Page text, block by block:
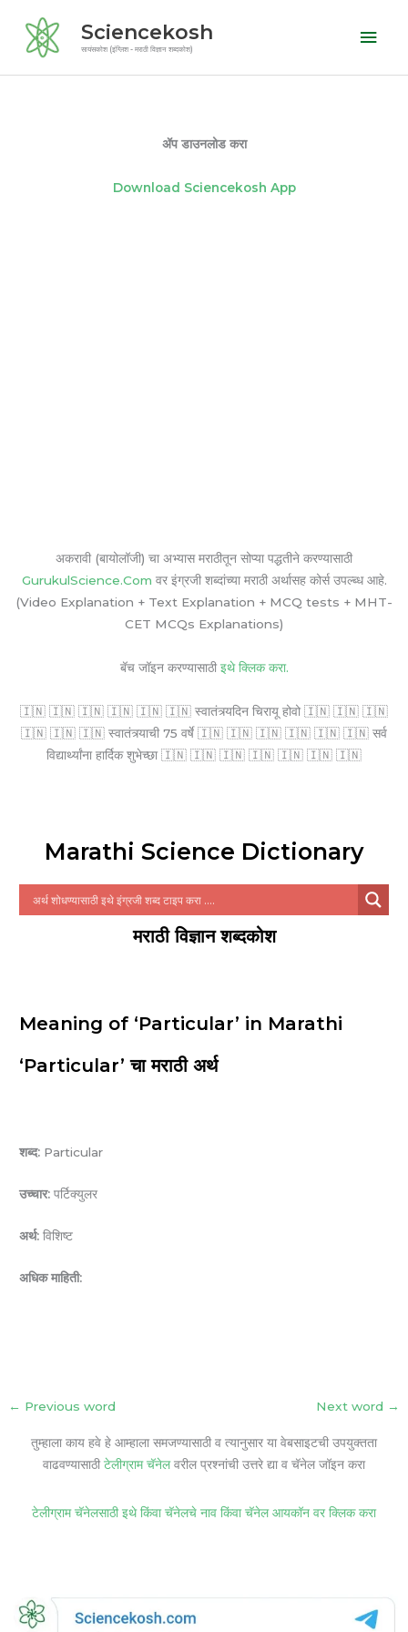
content
Sciencekosh
सायंसकोश (इंग्लिश - मराठी विज्ञान शब्दकोश)
ॲप डाउनलोड करा
Download Sciencekosh App
अकरावी (बायोलॉजी) चा अभ्यास मराठीतून सोप्या पद्धतीने करण्यासाठी
GurukulScience.Com वर इंग्रजी शब्दांच्या मराठी अर्थासह कोर्स उपल्ब्ध आहे.
(Video Explanation + Text Explanation + MCQ tests + MHT-
CET MCQs Explanations)
बॅच जॉइन करण्यासाठी इथे क्लिक करा.
🇮🇳 🇮🇳 🇮🇳 🇮🇳 🇮🇳 🇮🇳 स्वातंत्र्यदिन चिरायू होवो 🇮🇳 🇮🇳 🇮🇳
🇮🇳 🇮🇳 🇮🇳 स्वातंत्र्याची 75 वर्षे 🇮🇳 🇮🇳 🇮🇳 🇮🇳 🇮🇳 🇮🇳 सर्व
विद्यार्थ्यांना हार्दिक शुभेच्छा 🇮🇳 🇮🇳 🇮🇳 🇮🇳 🇮🇳 🇮🇳 🇮🇳
Marathi Science Dictionary
मराठी विज्ञान शब्दकोश
Meaning of ‘Particular’ in Marathi
‘Particular’ चा मराठी अर्थ
शब्द: Particular
उच्चार: पर्टिक्युलर
अर्थ: विशिष्ट
अधिक माहिती:
← Previous word Next word →
तुम्हाला काय हवे हे आम्हाला समजण्यासाठी व त्यानुसार या वेबसाइटची उपयुक्तता
वाढवण्यासाठी टेलीग्राम चॅनेलवरील प्रश्नांची उत्तरे द्या व चॅनेल जॉइन करा
टेलीग्राम चॅनेलसाठी इथे किंवा चॅनेलचे नाव किंवा चॅनेल आयकॉन वर क्लिक करा